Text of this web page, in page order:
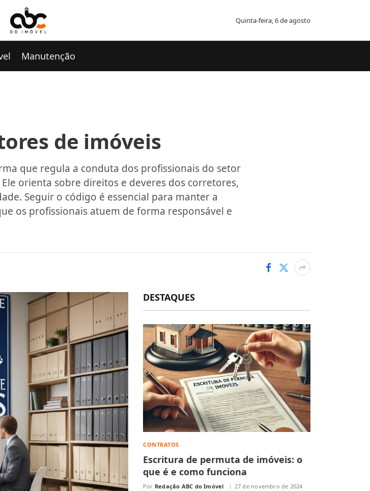
Quinta-feira, 6 de agosto
Manutenção
de imóveis
que regula a conduta dos profissionais do setor
orienta sobre direitos e deveres dos corretores,
Seguir o código é essencial para manter a
os profissionais atuem de forma responsável e
DESTAQUES
CONTRATOS
Escritura de permuta de imóveis: o
que é e como funciona
Por Redação ABC do Imóvel 27 de novembro de 2024